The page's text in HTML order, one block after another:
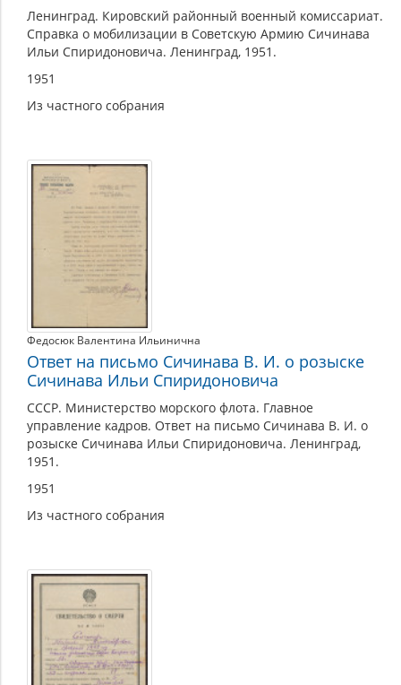
Ленинград. Кировский районный военный комиссариат.
Справка о мобилизации в Советскую Армию Сичинава
Ильи Спиридоновича. Ленинград, 1951.
1951
Из частного собрания
Федосюк Валентина Ильинична
Ответ на письмо Сичинава В. И. о розыске
Сичинава Ильи Спиридоновича
СССР. Министерство морского флота. Главное
управление кадров. Ответ на письмо Сичинава В. И. о
розыске Сичинава Ильи Спиридоновича. Ленинград,
1951.
1951
Из частного собрания